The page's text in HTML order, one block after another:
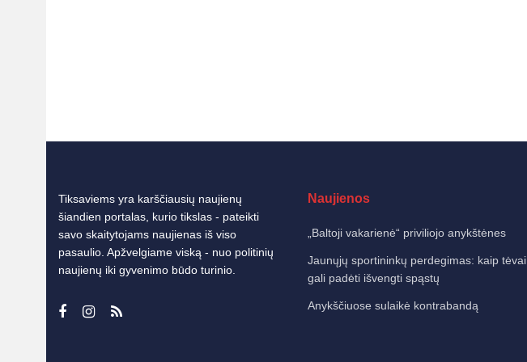
Tiksaviems yra karščiausių naujienų
šiandien portalas, kurio tikslas - pateikti
savo skaitytojams naujienas iš viso
pasaulio. Apžvelgiame viską - nuo politinių
naujienų iki gyvenimo būdo turinio.
Naujienos
„Baltoji vakarienė“ priviliojo anykštėnes
Jaunųjų sportininkų perdegimas: kaip tėvai
gali padėti išvengti spąstų
Anykščiuose sulaikė kontrabandą